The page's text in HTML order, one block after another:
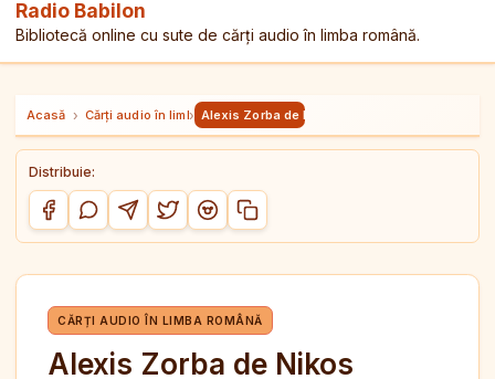
Radio Babilon
Bibliotecă online cu sute de cărți audio în limba română.
Acasă › Cărți audio în limba română
› Alexis Zorba de Nikos Kazantzakis
Distribuie:
Distribuie pe Facebook
Distribuie pe WhatsApp
Distribuie pe Telegram
Distribuie pe Twitter/X
Distribuie pe Reddit
Copiază link-ul
CĂRȚI AUDIO ÎN LIMBA ROMÂNĂ
Alexis Zorba de Nikos